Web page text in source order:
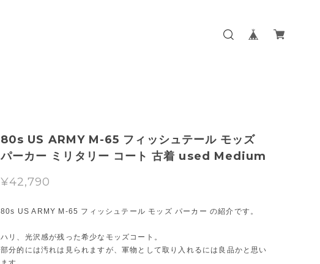
80s US ARMY M-65 フィッシュテール モッズ
パーカー ミリタリー コート 古着 used Medium
¥42,790
80s US ARMY M-65 フィッシュテール モッズ パーカー の紹介です。
ハリ、光沢感が残った希少なモッズコート。
部分的には汚れは見られますが、軍物として取り入れるには良品かと思い